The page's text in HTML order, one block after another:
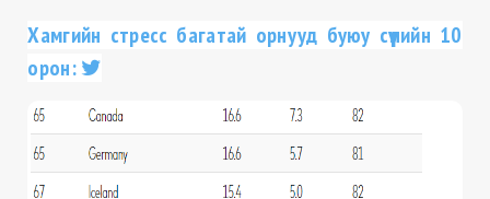
Хамгийн стресс багатай орнууд буюу сүүлийн 10
орон: